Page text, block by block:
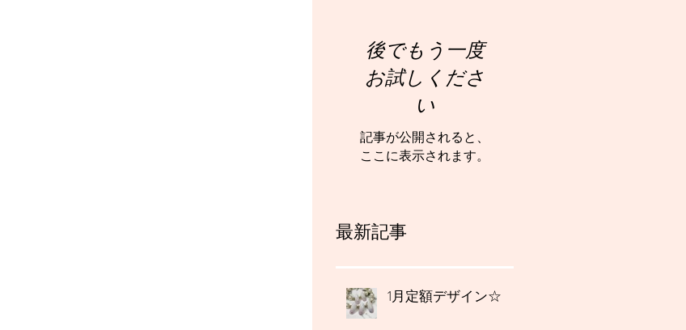
後でもう一度
お試しくださ
い
記事が公開されると、
ここに表示されます。
最新記事
1月定額デザイン☆